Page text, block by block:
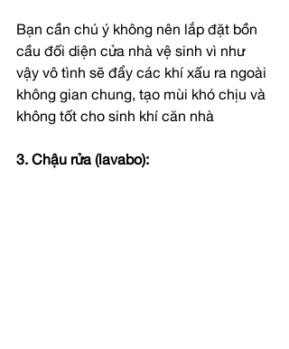
Bạn cần chú ý không nên lắp đặt bồn
cầu đối diện cửa nhà vệ sinh vì như
vậy vô tình sẽ đẩy các khí xấu ra ngoài
không gian chung, tạo mùi khó chịu và
không tốt cho sinh khí căn nhà
3. Chậu rửa (lavabo):